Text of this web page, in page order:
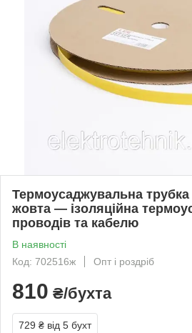
Термоусаджувальна
жовта — ізоляційна
проводів та кабелю
В наявності
Код: 702516ж
Опт і роздріб
810 ₴/бухта
729 ₴ від 5 бухт